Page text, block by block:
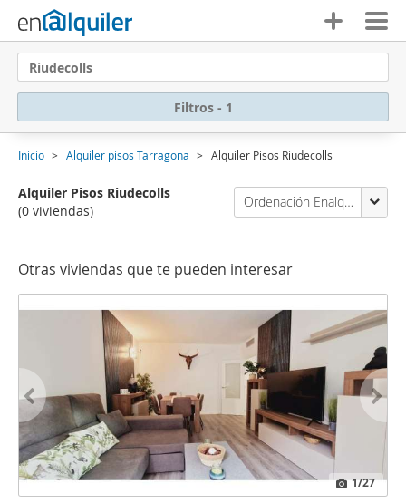
Riudecolls
Filtros - 1
Inicio Alquiler pisos Tarragona Alquiler Pisos Riudecolls
Alquiler Pisos Riudecolls
(0 viviendas)
Ordenación Enalquiler
Otras viviendas que te pueden interesar
1/27